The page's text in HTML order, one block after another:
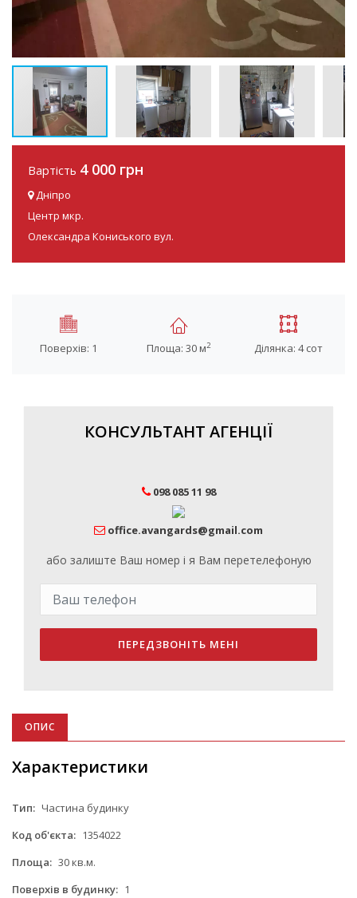
Вартість 4 000 грн
Дніпро
Центр мкр.
Олександра Кониського вул.
Поверхів: 1 Площа: 30 м2 Ділянка: 4 сот
КОНСУЛЬТАНТ АГЕНЦІЇ
098 085 11 98
office.avangards@gmail.com
або залиште Ваш номер і я Вам перетелефоную
ПЕРЕДЗВОНІТЬ МЕНІ
ОПИС
Характеристики
Тип: Частина будинку
Код об'єкта: 1354022
Площа: 30 кв.м.
Поверхів в будинку: 1